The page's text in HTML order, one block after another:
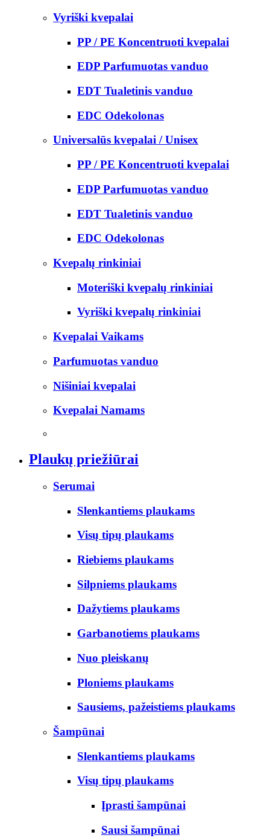
Vyriški kvepalai
PP / PE Koncentruoti kvepalai
EDP Parfumuotas vanduo
EDT Tualetinis vanduo
EDC Odekolonas
Universalūs kvepalai / Unisex
PP / PE Koncentruoti kvepalai
EDP Parfumuotas vanduo
EDT Tualetinis vanduo
EDC Odekolonas
Kvepalų rinkiniai
Moteriški kvepalų rinkiniai
Vyriški kvepalų rinkiniai
Kvepalai Vaikams
Parfumuotas vanduo
Nišiniai kvepalai
Kvepalai Namams
Plaukų priežiūrai
Serumai
Slenkantiems plaukams
Visų tipų plaukams
Riebiems plaukams
Silpniems plaukams
Dažytiems plaukams
Garbanotiems plaukams
Nuo pleiskanų
Ploniems plaukams
Sausiems, pažeistiems plaukams
Šampūnai
Slenkantiems plaukams
Visų tipų plaukams
Įprasti šampūnai
Sausi šampūnai